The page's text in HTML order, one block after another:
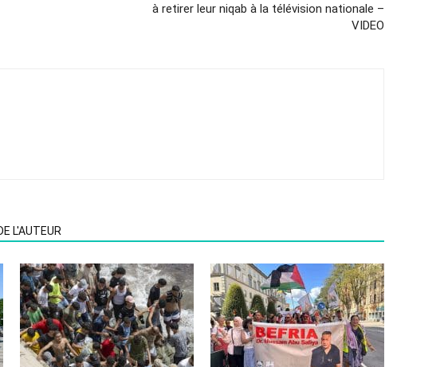
à retirer leur niqab à la télévision nationale –
VIDEO
L'AUTEUR